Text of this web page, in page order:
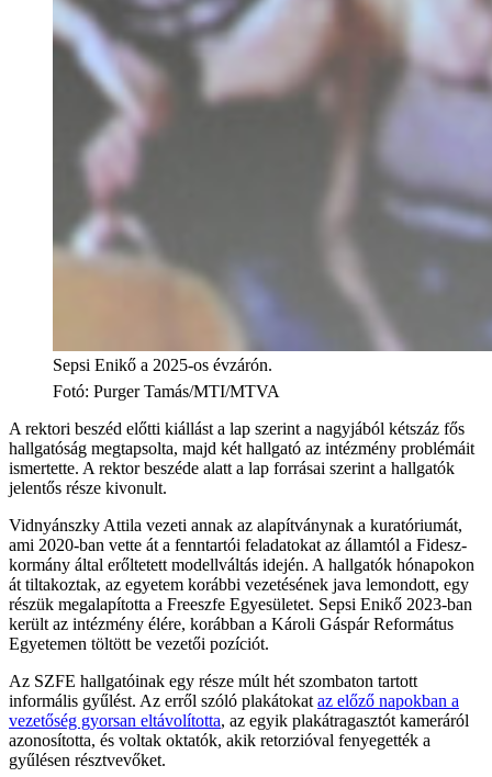
Sepsi Enikő a 2025-os évzárón.
Fotó: Purger Tamás/MTI/MTVA
A rektori beszéd előtti kiállást a lap szerint a nagyjából kétszáz fős
hallgatóság megtapsolta, majd két hallgató az intézmény problémáit
ismertette. A rektor beszéde alatt a lap forrásai szerint a hallgatók
jelentős része kivonult.
Vidnyánszky Attila vezeti annak az alapítványnak a kuratóriumát,
ami 2020-ban vette át a fenntartói feladatokat az államtól a Fidesz-
kormány által erőltetett modellváltás idején. A hallgatók hónapokon
át tiltakoztak, az egyetem korábbi vezetésének java lemondott, egy
részük megalapította a Freeszfe Egyesületet. Sepsi Enikő 2023-ban
került az intézmény élére, korábban a Károli Gáspár Református
Egyetemen töltött be vezetői pozíciót.
Az SZFE hallgatóinak egy része múlt hét szombaton tartott
informális gyűlést. Az erről szóló plakátokat az előző napokban a
vezetőség gyorsan eltávolította, az egyik plakátragasztót kameráról
azonosította, és voltak oktatók, akik retorzióval fenyegették a
gyűlésen résztvevőket.